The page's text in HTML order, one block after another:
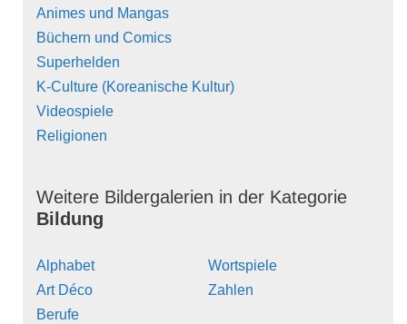
Animes und Mangas
Büchern und Comics
Superhelden
K-Culture (Koreanische Kultur)
Videospiele
Religionen
Weitere Bildergalerien in der Kategorie
Bildung
Alphabet
Art Déco
Berufe
Wortspiele
Zahlen